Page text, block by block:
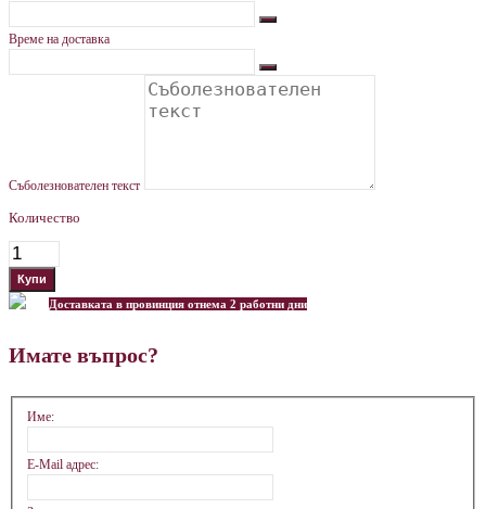
Време на доставка
Съболезнователен текст
Количество
Доставката в провинция отнема 2 работни дни
Имате въпрос?
Име:
E-Mail адрес: